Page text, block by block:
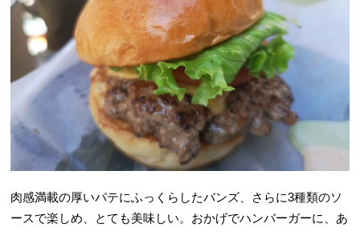
肉感満載の厚いパテにふっくらしたバンズ、さらに3種類のソ
ースで楽しめ、とても美味しい。おかげでハンバーガーに、あ